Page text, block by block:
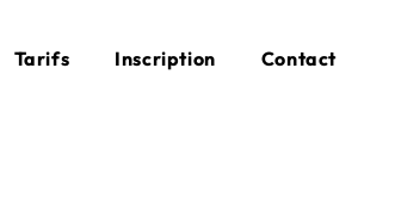
Tarifs Inscription Contact